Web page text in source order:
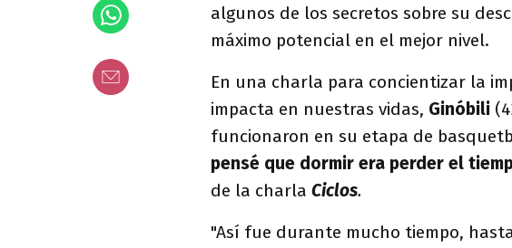
algunos de los secretos sobre su
máximo potencial en el mejor nivel.
En una charla para concientizar la
impacta en nuestras vidas, Ginóbili
funcionaron en su etapa de
pensé que dormir era perder el
de la charla Ciclos.
"Así fue durante mucho tiempo,